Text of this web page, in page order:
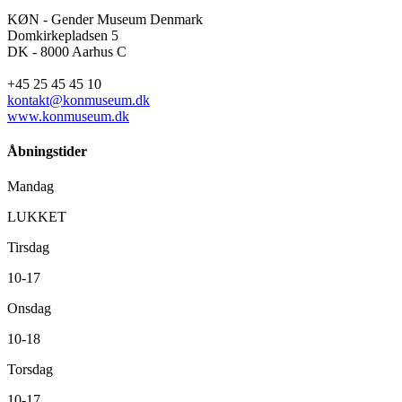
KØN - Gender Museum Denmark
Domkirkepladsen 5
DK - 8000 Aarhus C
+45 25 45 45 10
kontakt@konmuseum.dk
www.konmuseum.dk
Åbningstider
Mandag
LUKKET
Tirsdag
10-17
Onsdag
10-18
Torsdag